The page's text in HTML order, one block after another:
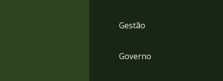
Gestão
Governo